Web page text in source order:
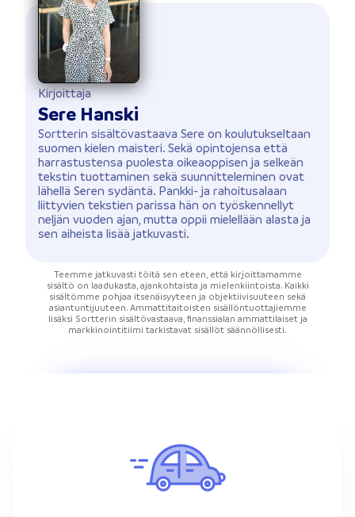
Kirjoittaja
Sere Hanski
Sortterin sisältövastaava Sere on koulutukseltaan
suomen kielen maisteri. Sekä opintojensa että
harrastustensa puolesta oikeaoppisen ja selkeän
tekstin tuottaminen sekä suunnitteleminen ovat
lähellä Seren sydäntä. Pankki- ja rahoitusalaan
liittyvien tekstien parissa hän on työskennellyt
neljän vuoden ajan, mutta oppii mielellään alasta ja
sen aiheista lisää jatkuvasti.
Teemme jatkuvasti töitä sen eteen, että kirjoittamamme
sisältö on laadukasta, ajankohtaista ja mielenkiintoista. Kaikki
sisältömme pohjaa itsenäisyyteen ja objektiivisuuteen sekä
asiantuntijuuteen. Ammattitaitoisten sisällöntuottajiemme
lisäksi Sortterin sisältövastaava, finanssialan ammattilaiset ja
markkinointitiimi tarkistavat sisällöt säännöllisesti.